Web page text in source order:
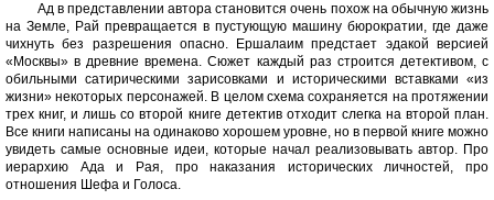
Ад в представлении автора становится очень похож на обычную жизнь
на Земле, Рай превращается в пустующую машину бюрократии, где даже
чихнуть без разрешения опасно. Ершалаим предстает эдакой версией
«Москвы» в древние времена. Сюжет каждый раз строится детективом, с
обильными сатирическими зарисовками и историческими вставками «из
жизни» некоторых персонажей. В целом схема сохраняется на протяжении
трех книг, и лишь со второй книге детектив отходит слегка на второй план.
Все книги написаны на одинаково хорошем уровне, но в первой книге можно
увидеть самые основные идеи, которые начал реализовывать автор. Про
иерархию Ада и Рая, про наказания исторических личностей, про
отношения Шефа и Голоса.